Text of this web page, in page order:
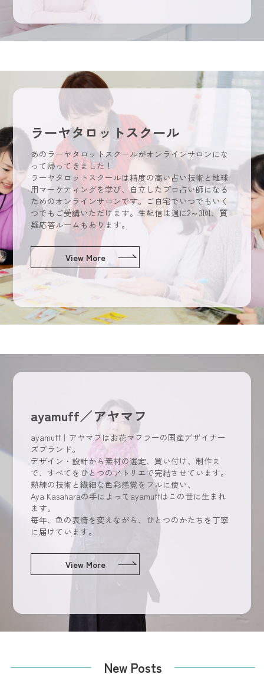
ラーヤタロットスクール
あのラーヤタロットスクールがオンラインサロンにな
って帰ってきました！
ラーヤタロットスクールは精度の高い占い技術と地球
用マーケティングを学び、自立したプロ占い師になる
ためのオンラインサロンです。ご自宅でいつでもいく
つでもご受講いただけます。生配信は週に2～3回、質
疑応答ルームもあります。
View More
ayamuff／アヤマフ
ayamuff｜アヤマフはお花マフラーの国産デザイナー
ズブランド。
デザイン・設計から素材の選定、買い付け、制作ま
で、すべてをひとつのアトリエで完結させています。
熟練の技術と繊細な色彩感覚をフルに使い、
Aya Kasaharaの手によってayamuffはこの世に生まれ
ます。
毎年、色の表情を変えながら、ひとつのかたちを丁寧
に届けています。
View More
New Posts